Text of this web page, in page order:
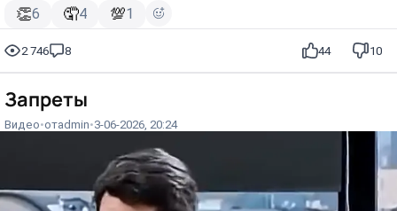
👏6 🤦4 💯1
2 746 8 44 10
Запреты
Видео отadmin 3-06-2026, 20:24